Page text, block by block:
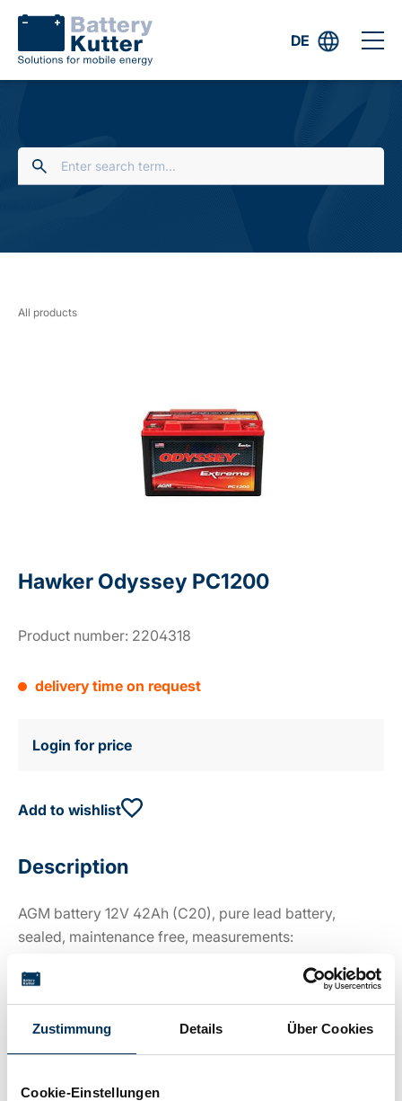
Zustimmung Details Über Cookies
Cookie-Einstellungen
DE
All products
Hawker Odyssey PC1200
Product number: 2204318
delivery time on request
Login for price
Add to wishlist
Description
AGM battery 12V 42Ah (C20), pure lead battery,
sealed, maintenance free, measurements:
with 3/8"" socket, weight ca.17.4kg